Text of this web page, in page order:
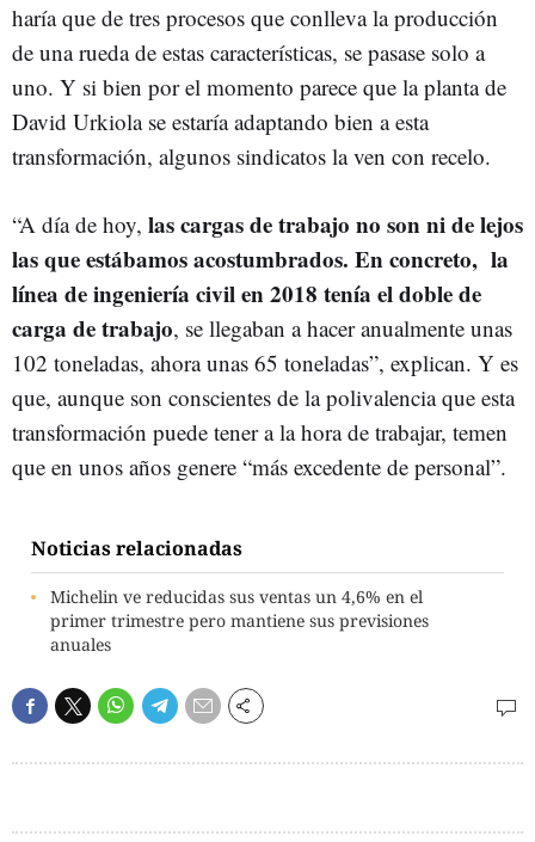
haría que de tres procesos que conlleva la producción
de una rueda de estas características, se pasase solo a
uno. Y si bien por el momento parece que la planta de
David Urkiola se estaría adaptando bien a esta
transformación, algunos sindicatos la ven con recelo.
“A día de hoy, las cargas de trabajo no son ni de lejos
las que estábamos acostumbrados. En concreto, la
línea de ingeniería civil en 2018 tenía el doble de
carga de trabajo, se llegaban a hacer anualmente unas
102 toneladas, ahora unas 65 toneladas”, explican. Y es
que, aunque son conscientes de la polivalencia que esta
transformación puede tener a la hora de trabajar, temen
que en unos años genere “más excedente de personal”.
Noticias relacionadas
Michelin ve reducidas sus ventas un 4,6% en el
primer trimestre pero mantiene sus previsiones
anuales